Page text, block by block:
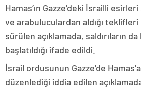
Hamas’ın Gazze’deki İsrailli
ve arabuluculardan aldığı
sürülen açıklamada, saldırıların
başlatıldığı ifade edildi.
İsrail ordusunun Gazze’de
düzenlediği iddia edilen